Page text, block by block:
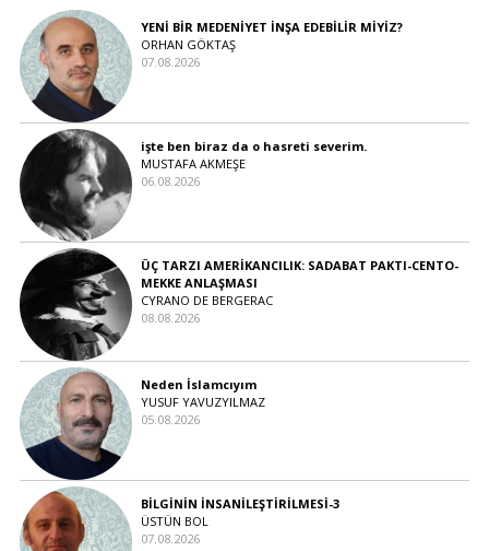
YENİ BİR MEDENİYET İNŞA EDEBİLİR MİYİZ?
ORHAN GÖKTAŞ
07.08.2026
işte ben biraz da o hasreti severim.
MUSTAFA AKMEŞE
06.08.2026
ÜÇ TARZI AMERİKANCILIK: SADABAT PAKTI-CENTO-
MEKKE ANLAŞMASI
CYRANO DE BERGERAC
08.08.2026
Neden İslamcıyım
YUSUF YAVUZYILMAZ
05.08.2026
BİLGİNİN İNSANİLEŞTİRİLMESİ-3
ÜSTÜN BOL
07.08.2026